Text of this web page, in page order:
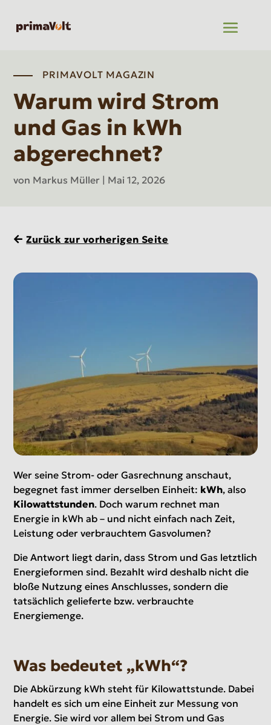
PRIMAVOLT MAGAZIN
Warum wird Strom
und Gas in kWh
abgerechnet?
von Markus Müller | Mai 12, 2026
Wer seine Strom- oder Gasrechnung anschaut,
begegnet fast immer derselben Einheit: kWh, also
Kilowattstunden. Doch warum rechnet man
Energie in kWh ab – und nicht einfach nach Zeit,
Leistung oder verbrauchtem Gasvolumen?
Die Antwort liegt darin, dass Strom und Gas letztlich
Energieformen sind. Bezahlt wird deshalb nicht die
bloße Nutzung eines Anschlusses, sondern die
tatsächlich gelieferte bzw. verbrauchte
Energiemenge.
Was bedeutet „kWh“?
Die Abkürzung kWh steht für Kilowattstunde. Dabei
handelt es sich um eine Einheit zur Messung von
Energie. Sie wird vor allem bei Strom und Gas
Zurück zur vorherigen Seite